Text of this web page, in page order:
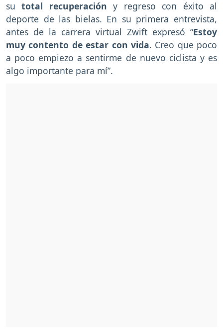
su total recuperacióny regreso con éxito al
deporte de las bielas. En su primera entrevista,
antes de la carrera virtual Zwift expresó “Estoy
muy contento de estar con vida. Creo que poco
a poco empiezo a sentirme de nuevo ciclista y es
algo importante para mí”.